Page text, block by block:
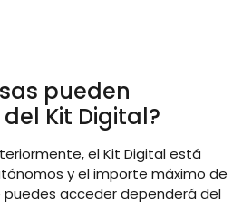
pueden
Kit Digital?
el Kit Digital está
y el importe máximo de
puedes acceder dependerá del